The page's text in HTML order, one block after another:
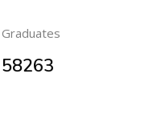
Graduates
58263